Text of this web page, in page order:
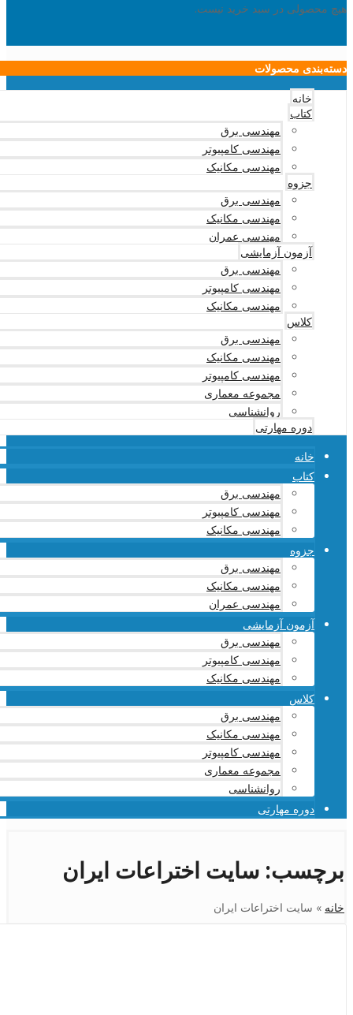
هیچ محصولی در سبد خرید نیست.
دسته‌بندی محصولات
خانه
کتاب
مهندسی برق
مهندسی کامپیوتر
مهندسی مکانیک
جزوه
مهندسی برق
مهندسی مکانیک
مهندسی عمران
آزمون آزمایشی
مهندسی برق
مهندسی کامپیوتر
مهندسی مکانیک
کلاس
مهندسی برق
مهندسی مکانیک
مهندسی کامپیوتر
مجموعه معماری
روانشناسی
دوره مهارتی
خانه
کتاب
مهندسی برق
مهندسی کامپیوتر
مهندسی مکانیک
جزوه
مهندسی برق
مهندسی مکانیک
مهندسی عمران
آزمون آزمایشی
مهندسی برق
مهندسی کامپیوتر
مهندسی مکانیک
کلاس
مهندسی برق
مهندسی مکانیک
مهندسی کامپیوتر
مجموعه معماری
روانشناسی
دوره مهارتی
برچسب: سایت اختراعات ایران
خانه » سایت اختراعات ایران